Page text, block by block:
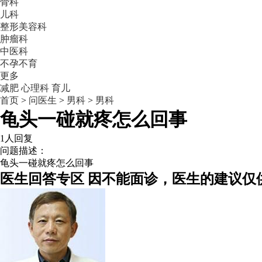
骨科
儿科
整形美容科
肿瘤科
中医科
不孕不育
更多
减肥 心理科 育儿
首页 > 问医生 > 男科 > 男科
龟头一碰就疼怎么回事
1人回复
问题描述：
龟头一碰就疼怎么回事
医生回答专区 因不能面诊，医生的建议仅